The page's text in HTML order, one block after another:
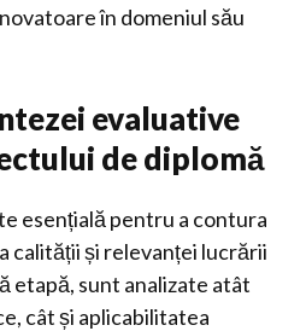
în domeniul său
evaluative
de diplomă
esențială pentru a contura
calității și relevanței lucrării
etapă, sunt analizate atât
cât și aplicabilitatea